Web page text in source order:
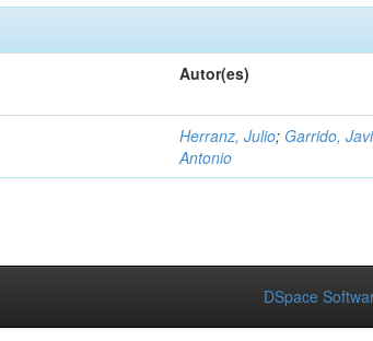
Autor(es)
Herranz, Julio; Garrido,
Antonio
DSpace